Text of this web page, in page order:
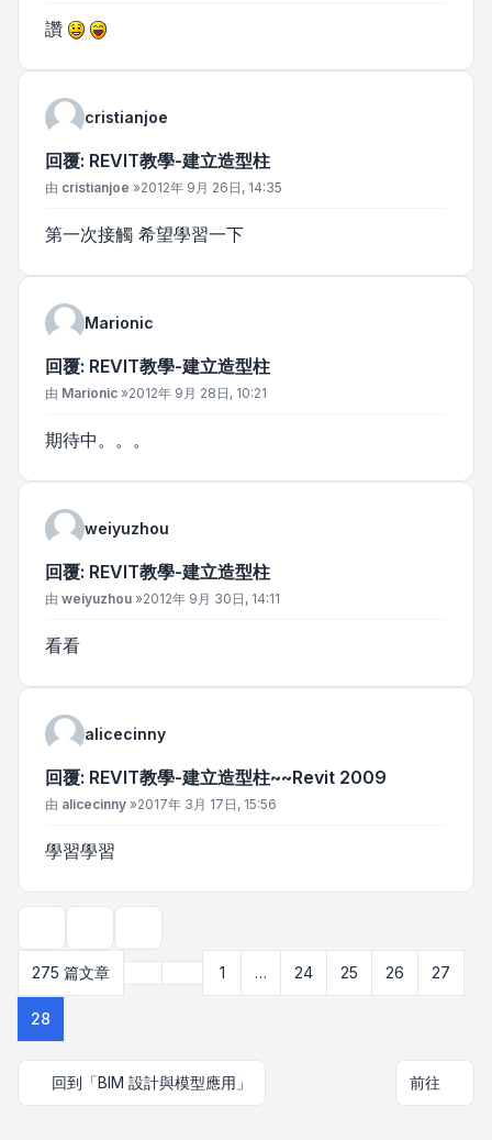
讚
cristianjoe
回覆: REVIT教學-建立造型柱
文章
由 cristianjoe »2012年 9月 26日, 14:35
第一次接觸 希望學習一下
Marionic
回覆: REVIT教學-建立造型柱
文章
由 Marionic »2012年 9月 28日, 10:21
期待中。。。
weiyuzhou
回覆: REVIT教學-建立造型柱
文章
由 weiyuzhou »2012年 9月 30日, 14:11
看看
alicecinny
回覆: REVIT教學-建立造型柱~~Revit 2009
文章
由 alicecinny »2017年 3月 17日, 15:56
學習學習
275 篇文章
第28頁 (共 頁)
上一頁1 … 24 25 26 27
28
回到「BIM 設計與模型應用」 前往